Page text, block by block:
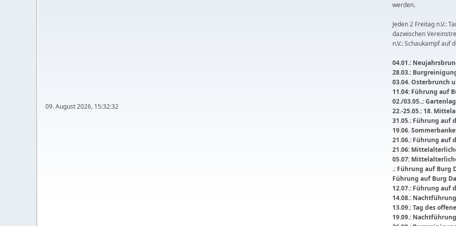
09. August 2026, 15:32:32
werden.
Jeden 2 Freitag n.V.:
dazwischen
n.V.: Schaukampf auf
04.01.:
28.03.:
03.04. Osterbrunch
11.04: Führung auf
02./03.05..:
22.-25.05.: 18.
31.05.: Führung auf
19.06.
21.06.: Führung auf
21.06:
05.07:
.: Führung auf Burg
Führung auf Burg
12.07.: Führung auf
14.08.:
13.09.: Tag des
19.09.: